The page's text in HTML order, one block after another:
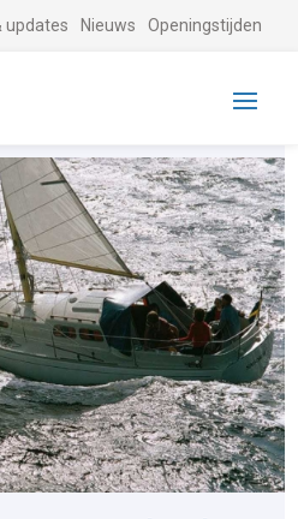
updates Nieuws Openingstijden